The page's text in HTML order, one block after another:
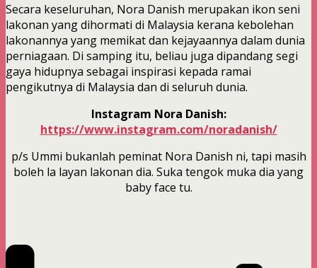
Secara keseluruhan, Nora Danish merupakan ikon seni
lakonan yang dihormati di Malaysia kerana kebolehan
lakonannya yang memikat dan kejayaannya dalam dunia
perniagaan. Di samping itu, beliau juga dipandang segi
gaya hidupnya sebagai inspirasi kepada ramai
pengikutnya di Malaysia dan di seluruh dunia.
Instagram Nora Danish:
https://www.instagram.com/noradanish/
p/s Ummi bukanlah peminat Nora Danish ni, tapi masih
boleh la layan lakonan dia. Suka tengok muka dia yang
baby face tu.